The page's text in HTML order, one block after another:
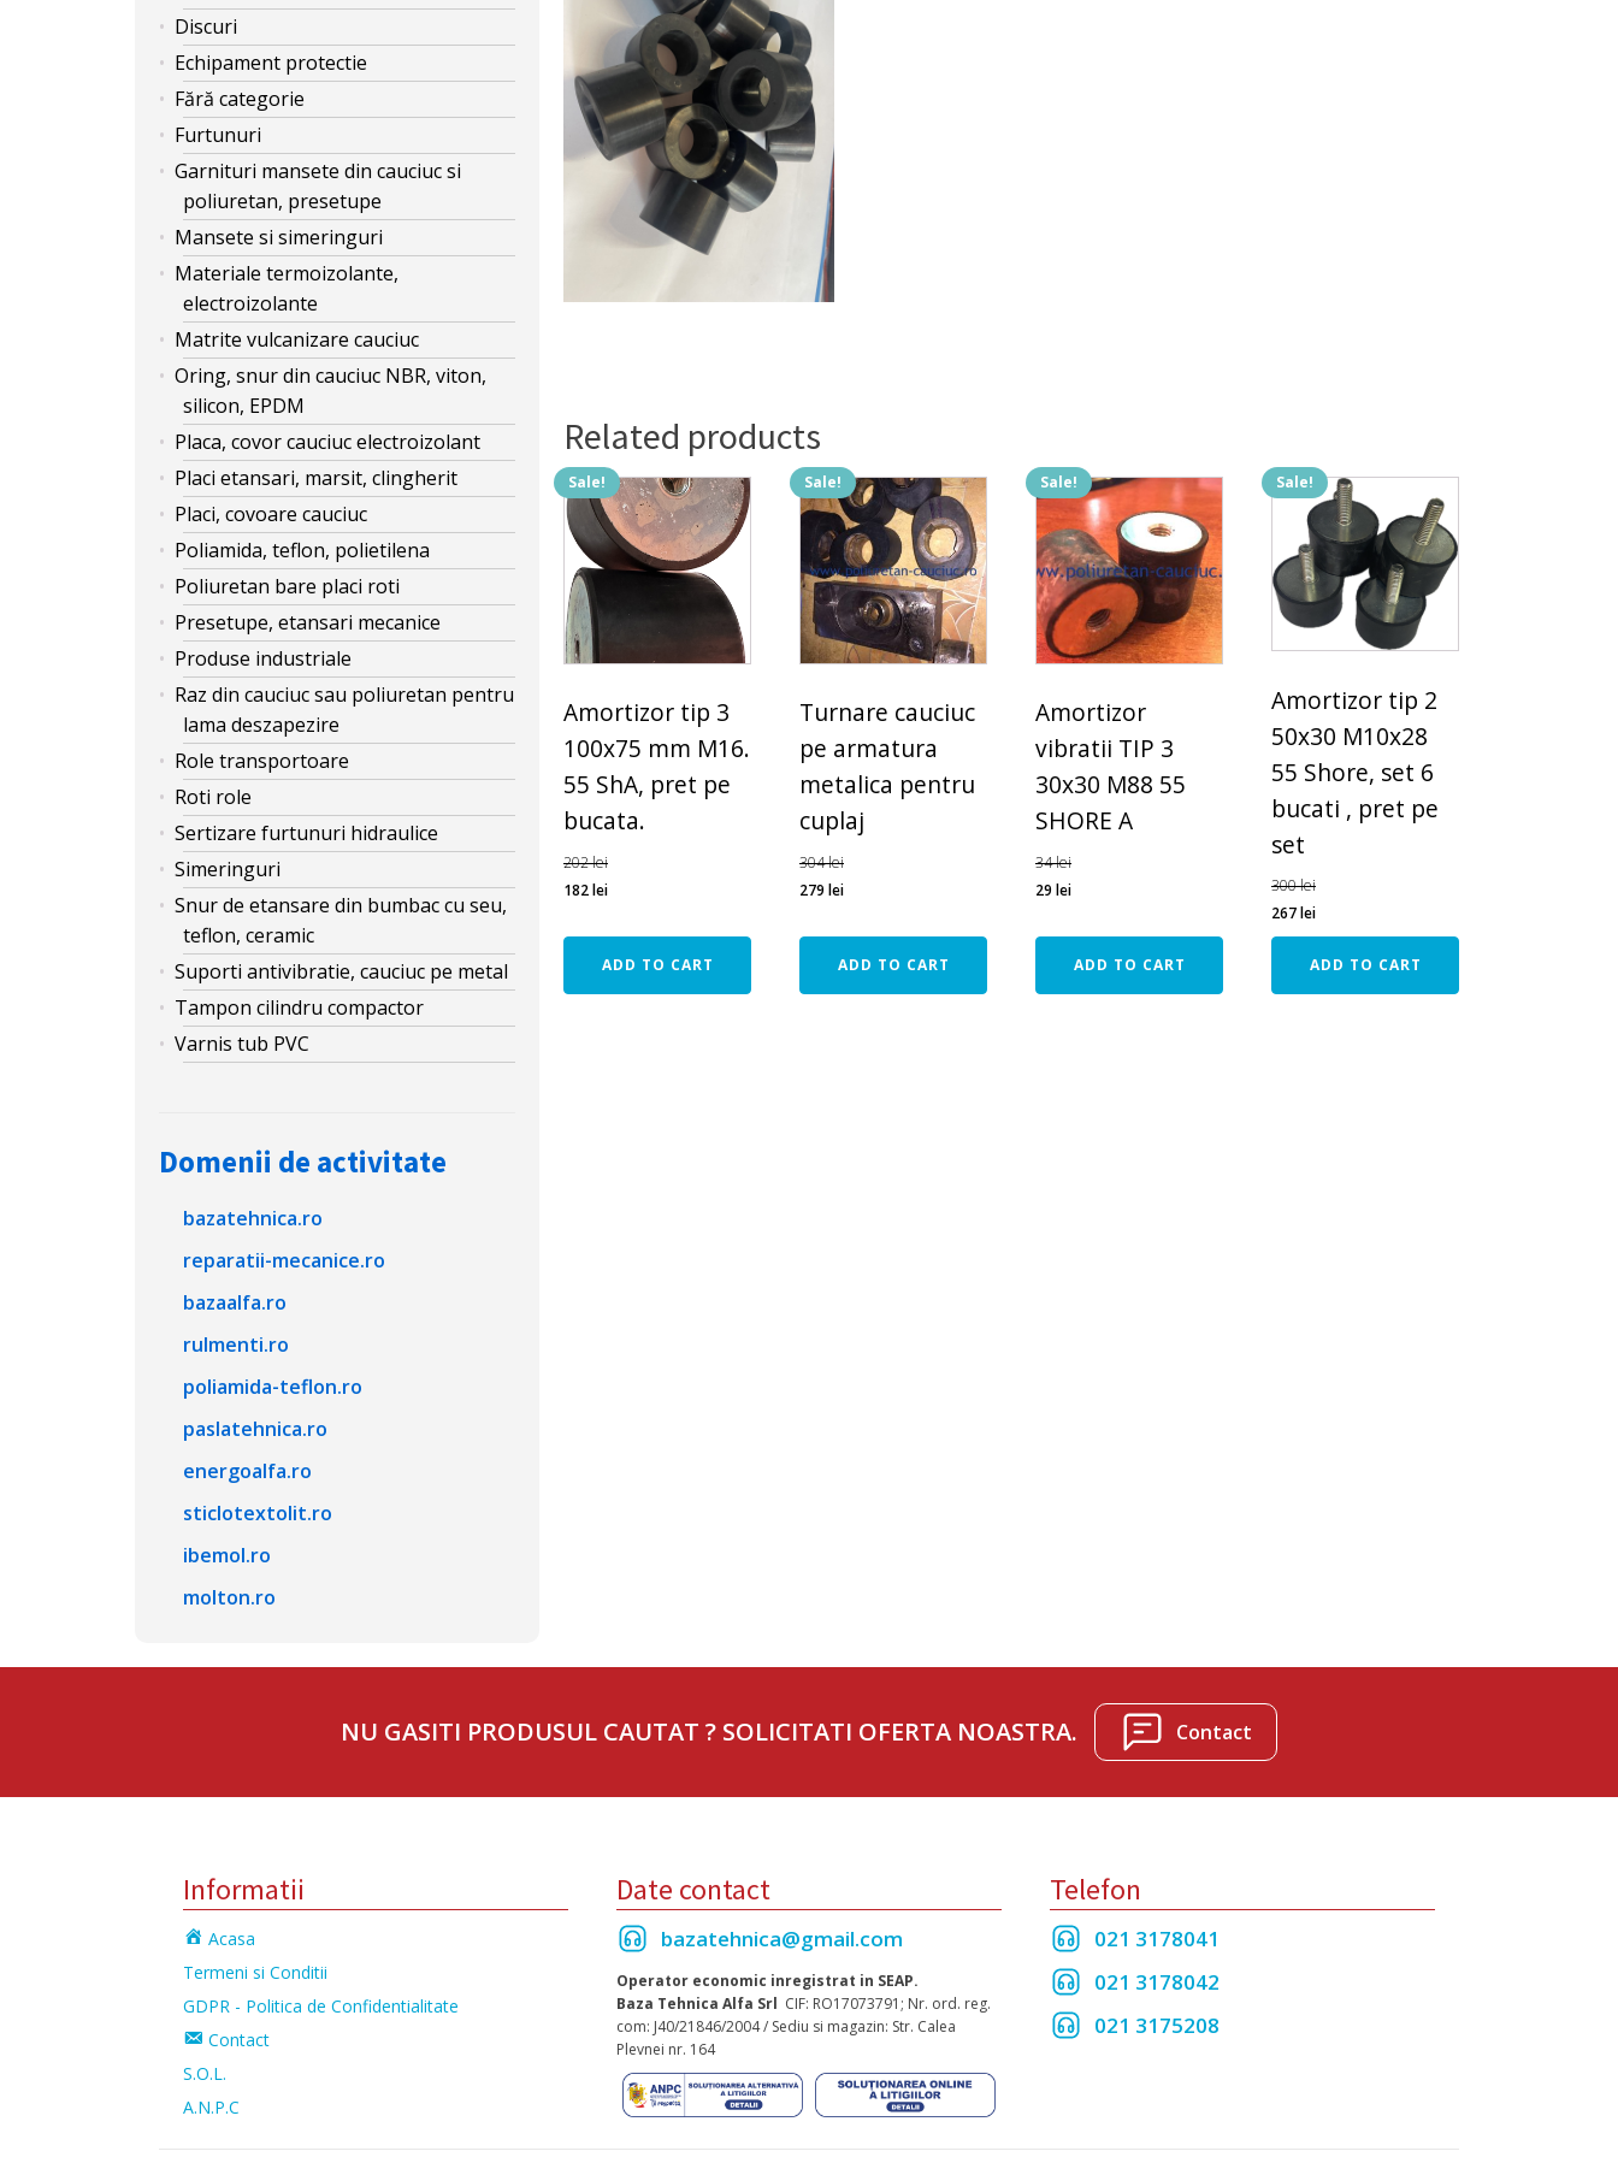
Discuri
Echipament protectie
Fără categorie
Furtunuri
Garnituri mansete din cauciuc si
poliuretan, presetupe
Mansete si simeringuri
Materiale termoizolante,
electroizolante
Matrite vulcanizare cauciuc
Oring, snur din cauciuc NBR, viton,
silicon, EPDM
Placa, covor cauciuc electroizolant
Placi etansari, marsit, clingherit
Placi, covoare cauciuc
Poliamida, teflon, polietilena
Poliuretan bare placi roti
Presetupe, etansari mecanice
Produse industriale
Raz din cauciuc sau poliuretan pentru
lama deszapezire
Role transportoare
Roti role
Sertizare furtunuri hidraulice
Simeringuri
Snur de etansare din bumbac cu seu,
teflon, ceramic
Suporti antivibratie, cauciuc pe metal
Tampon cilindru compactor
Varnis tub PVC
Domenii de activitate
bazatehnica.ro
reparatii-mecanice.ro
bazaalfa.ro
rulmenti.ro
poliamida-teflon.ro
paslatehnica.ro
energoalfa.ro
sticlotextolit.ro
ibemol.ro
molton.ro
Related products
Sale!
Amortizor tip 3
100x75 mm M16.
55 ShA, pret pe
bucata.
202lei
182lei
ADD TO CART
Sale!
Turnare cauciuc
pe armatura
metalica pentru
cuplaj
304lei
279 lei
ADD TO CART
Sale!
Amortizor
vibratii TIP 3
30x30 M88 55
SHORE A
34lei
29 lei
ADD TO CART
Sale!
Amortizor tip 2
50x30 M10x28
55 Shore, set 6
bucati , pret pe
set
300lei
267lei
ADD TO CART
NU GASITI PRODUSUL CAUTAT ? SOLICITATI OFERTA NOASTRA. Contact
Informatii
Acasa
Termeni si Conditii
GDPR - Politica de Confidentialitate
Contact
S.O.L.
A.N.P.C
Date contact
bazatehnica@gmail.com
Operator economic inregistrat in SEAP.
Baza Tehnica Alfa Srl CIF: RO17073791; Nr. ord. reg.
com: J40/21846/2004 / Sediu si magazin: Str. Calea
Plevnei nr. 164
Telefon
021 3178041
021 3178042
021 3175208